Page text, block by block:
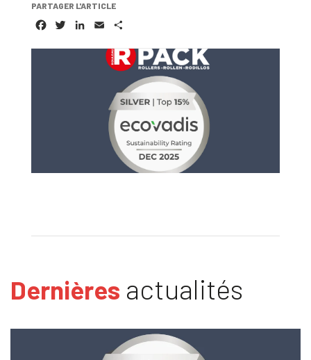
PARTAGER L'ARTICLE
Dernières actualités